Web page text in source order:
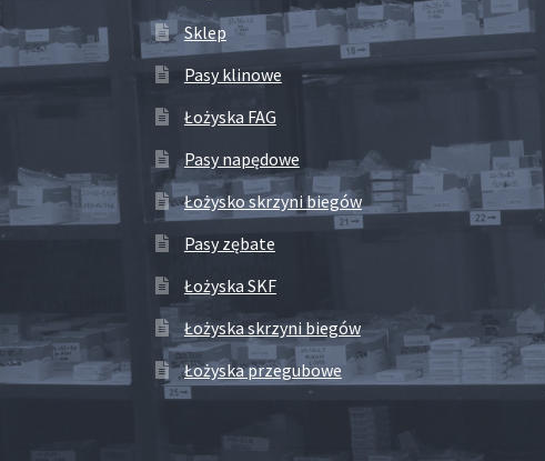
Sklep
Pasy klinowe
Łożyska FAG
Pasy napędowe
Łożysko skrzyni biegów
Pasy zębate
Łożyska SKF
Łożyska skrzyni biegów
Łożyska przegubowe